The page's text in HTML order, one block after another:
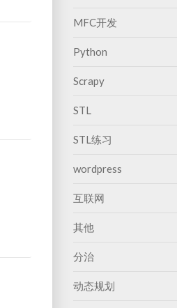
MFC开发
Python
Scrapy
STL
STL练习
wordpress
互联网
其他
分治
动态规划